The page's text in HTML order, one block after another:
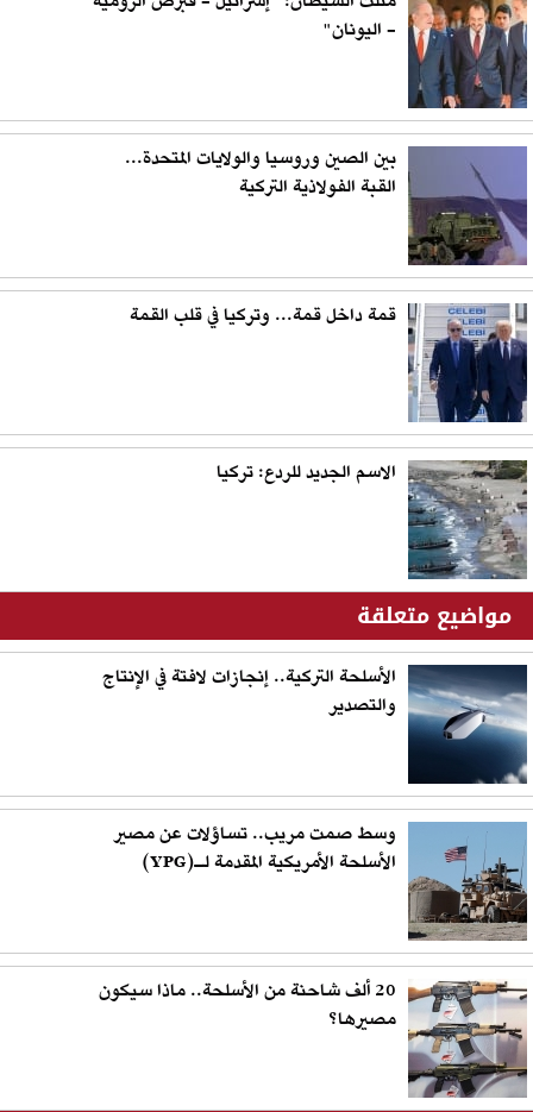
- اليونان"
بين الصين وروسيا والولايات المتحدة...
القبة الفولاذية التركية
قمة داخل قمة... وتركيا في قلب القمة
الاسم الجديد للردع: تركيا
مواضيع متعلقة
الأسلحة التركية.. إنجازات لافتة في الإنتاج
والتصدير
وسط صمت مريب.. تساؤلات عن مصير
الأسلحة الأمريكية المقدمة لـ(YPG)
20 ألف شاحنة من الأسلحة.. ماذا سيكون
مصيرها؟